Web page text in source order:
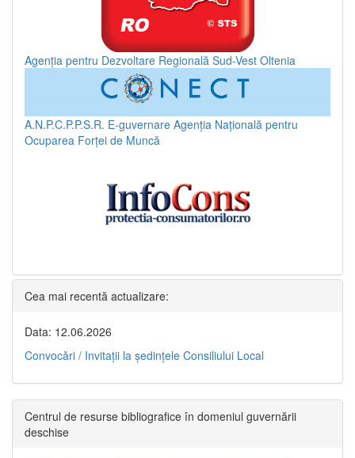
Agenția pentru Dezvoltare Regională Sud-Vest Oltenia
A.N.P.C.P.P.S.R. E-guvernare Agenția Națională pentru
Ocuparea Forței de Muncă
Cea mai recentă actualizare:
Data: 12.06.2026
Convocări / Invitaţii la şedinţele Consiliului Local
Centrul de resurse bibliografice în domeniul guvernării
deschise